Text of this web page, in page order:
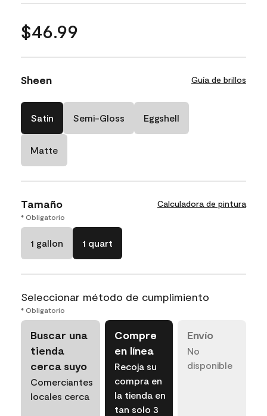
$46.99
Sheen Guía de brillos
Satin Semi-Gloss Eggshell
Matte
Tamaño Calculadora de pintura
* Obligatorio
1 gallon 1 quart
Seleccionar método de cumplimiento
* Obligatorio
Buscar una
tienda
cerca suyo
Comerciantes
locales cerca
Compre
en línea
Recoja su
compra en
la tienda en
tan solo 3
Envío
No
disponible